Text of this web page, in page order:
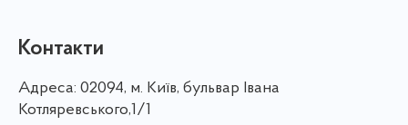
Контакти
Адреса: 02094, м. Київ, бульвар Івана
Котляревського,1/1